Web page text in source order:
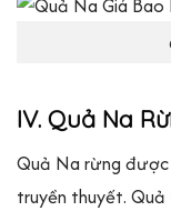
IV. Quả Na
Quả Na rừng
truyền thuyết.